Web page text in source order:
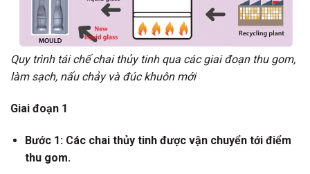
Quy trình tái chế chai thủy tinh qua các giai đoạn thu gom,
làm sạch, nấu chảy và đúc khuôn mới
Giai đoạn 1
Bước 1: Các chai thủy tinh được vận chuyển tới điểm
thu gom.